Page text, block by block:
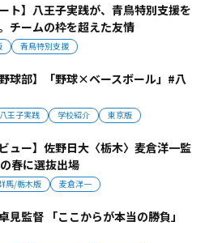
ト】八王子実践が、青鳥特別支援を
チームの枠を超えた友情
青鳥特別支援
球部】「野球×ベースボール」#八
八王子実践 学校紹介 東京版
ュー】佐野日大〈栃木〉麦倉洋一監
春に選抜出場
馬/栃木版 麦倉洋一
見監督 「ここからが本当の勝負」